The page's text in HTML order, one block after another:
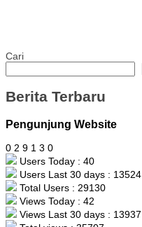
Cari
Berita Terbaru
Pengunjung Website
0 2 9 1 3 0
Users Today : 40
Users Last 30 days : 13524
Total Users : 29130
Views Today : 42
Views Last 30 days : 13937